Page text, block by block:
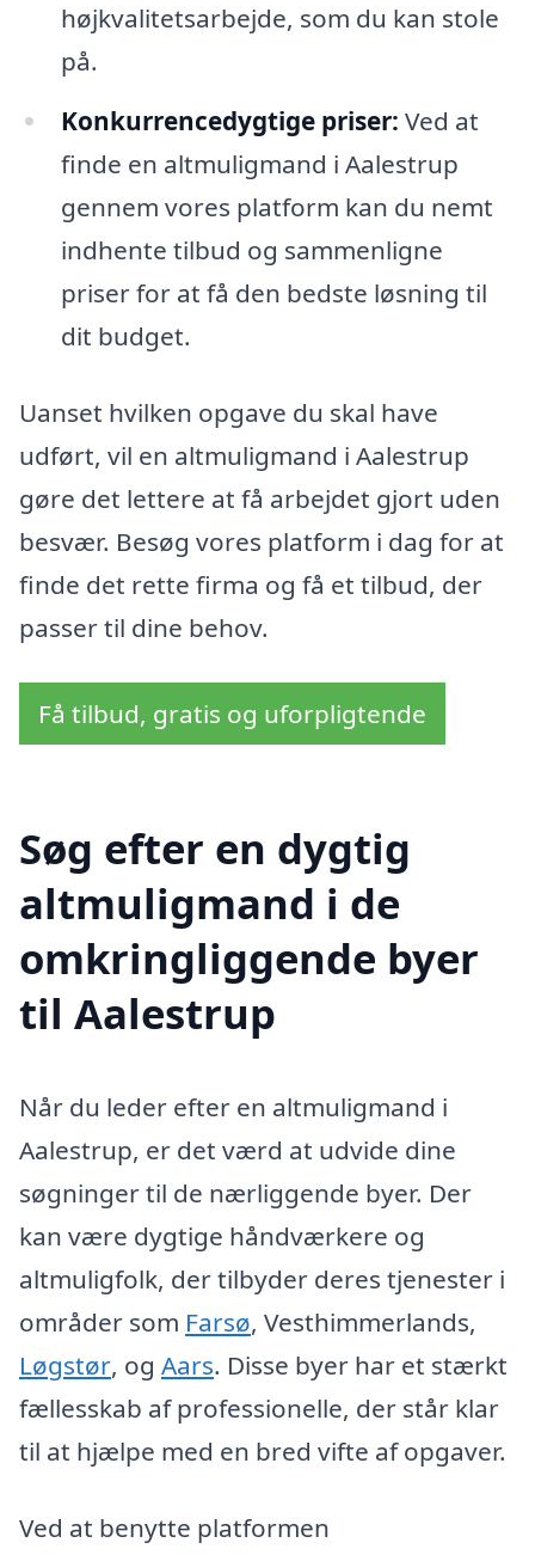
højkvalitetsarbejde, som du kan stole
på.
Konkurrencedygtige priser: Ved at
finde en altmuligmand i Aalestrup
gennem vores platform kan du nemt
indhente tilbud og sammenligne
priser for at få den bedste løsning til
dit budget.
Uanset hvilken opgave du skal have
udført, vil en altmuligmand i Aalestrup
gøre det lettere at få arbejdet gjort uden
besvær. Besøg vores platform i dag for at
finde det rette firma og få et tilbud, der
passer til dine behov.
Få tilbud, gratis og uforpligtende
Søg efter en dygtig
altmuligmand i de
omkringliggende byer
til Aalestrup
Når du leder efter en altmuligmand i
Aalestrup, er det værd at udvide dine
søgninger til de nærliggende byer. Der
kan være dygtige håndværkere og
altmuligfolk, der tilbyder deres tjenester i
områder som Farsø, Vesthimmerlands,
Løgstør, og Aars. Disse byer har et stærkt
fællesskab af professionelle, der står klar
til at hjælpe med en bred vifte af opgaver.
Ved at benytte platformen